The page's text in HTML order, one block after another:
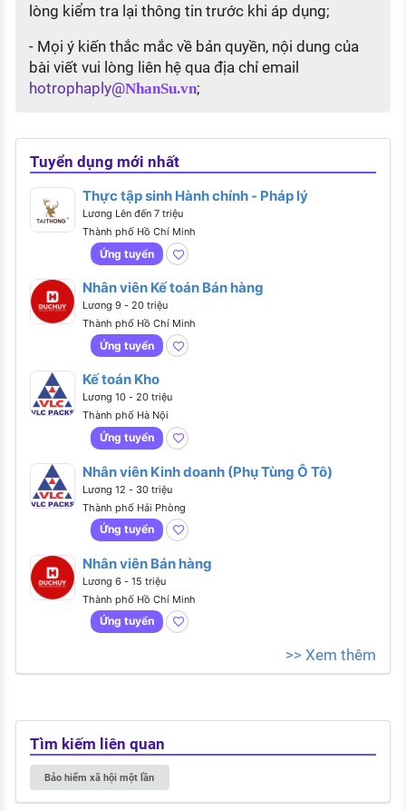
lòng kiểm tra lại thông tin trước khi áp dụng;
- Mọi ý kiến thắc mắc về bản quyền, nội dung của
bài viết vui lòng liên hệ qua địa chỉ email
hotrophaply@NhanSu.vn;
Tuyển dụng mới nhất
Thực tập sinh Hành chính - Pháp lý
Lương Lên đến 7 triệu
Thành phố Hồ Chí Minh
Ứng tuyển
Nhân viên Kế toán Bán hàng
Lương 9 - 20 triệu
Thành phố Hồ Chí Minh
Ứng tuyển
Kế toán Kho
Lương 10 - 20 triệu
Thành phố Hà Nội
Ứng tuyển
Nhân viên Kinh doanh (Phụ Tùng Ô Tô)
Lương 12 - 30 triệu
Thành phố Hải Phòng
Ứng tuyển
Nhân viên Bán hàng
Lương 6 - 15 triệu
Thành phố Hồ Chí Minh
Ứng tuyển
>> Xem thêm
Tìm kiếm liên quan
Bảo hiểm xã hội một lần